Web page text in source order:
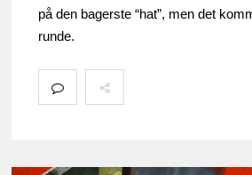
på den bagerste “hat”, men det
runde.